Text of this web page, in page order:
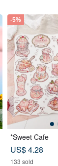
-5%
*Sweet Cafe
US$ 4.28
133 sold